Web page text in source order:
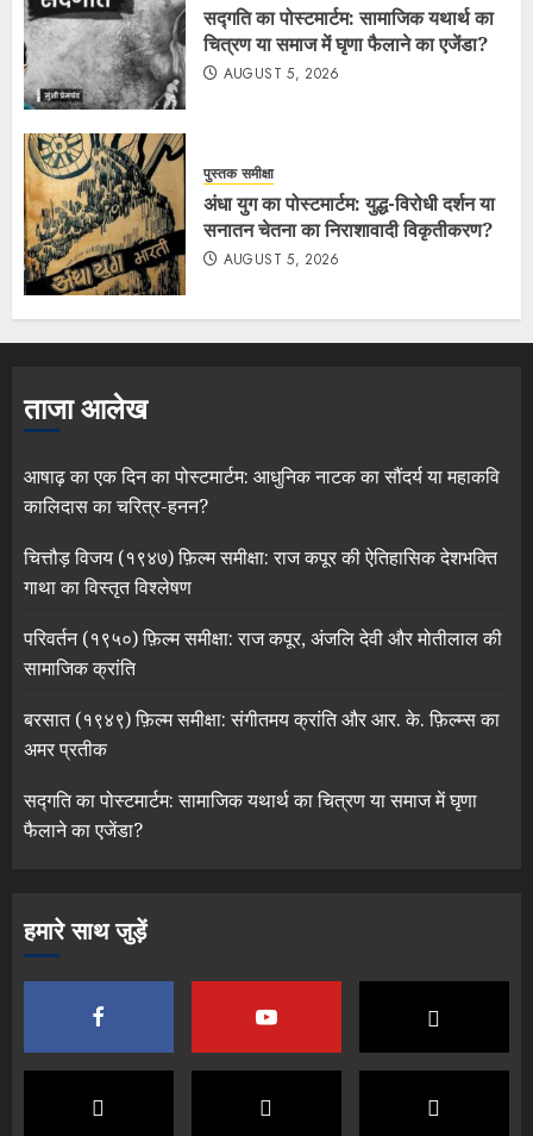
सद्गति का पोस्टमार्टम: सामाजिक यथार्थ का
चित्रण या समाज में घृणा फैलाने का एजेंडा?
AUGUST 5, 2026
पुस्तक समीक्षा
अंधा युग का पोस्टमार्टम: युद्ध-विरोधी दर्शन या
सनातन चेतना का निराशावादी विकृतीकरण?
AUGUST 5, 2026
ताजा आलेख
आषाढ़ का एक दिन का पोस्टमार्टम: आधुनिक नाटक का सौंदर्य या महाकवि
कालिदास का चरित्र-हनन?
चित्तौड़ विजय (१९४७) फ़िल्म समीक्षा: राज कपूर की ऐतिहासिक देशभक्ति
गाथा का विस्तृत विश्लेषण
परिवर्तन (१९५०) फ़िल्म समीक्षा: राज कपूर, अंजलि देवी और मोतीलाल की
सामाजिक क्रांति
बरसात (१९४९) फ़िल्म समीक्षा: संगीतमय क्रांति और आर. के. फ़िल्म्स का
अमर प्रतीक
सद्गति का पोस्टमार्टम: सामाजिक यथार्थ का चित्रण या समाज में घृणा
फैलाने का एजेंडा?
हमारे साथ जुड़ें